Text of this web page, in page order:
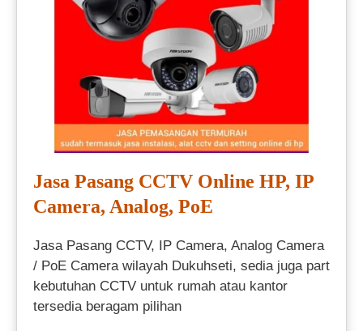
Jasa Pasang CCTV Online HP, IP
Camera, Analog, PoE
Jasa Pasang CCTV, IP Camera, Analog Camera
/ PoE Camera wilayah Dukuhseti, sedia juga part
kebutuhan CCTV untuk rumah atau kantor
tersedia beragam pilihan